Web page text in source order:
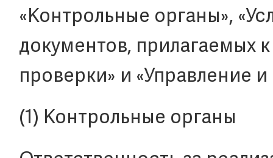
«Контрольные органы»,
документов, прилагаемых
проверки» и «Управление и
(1) Контрольные органы